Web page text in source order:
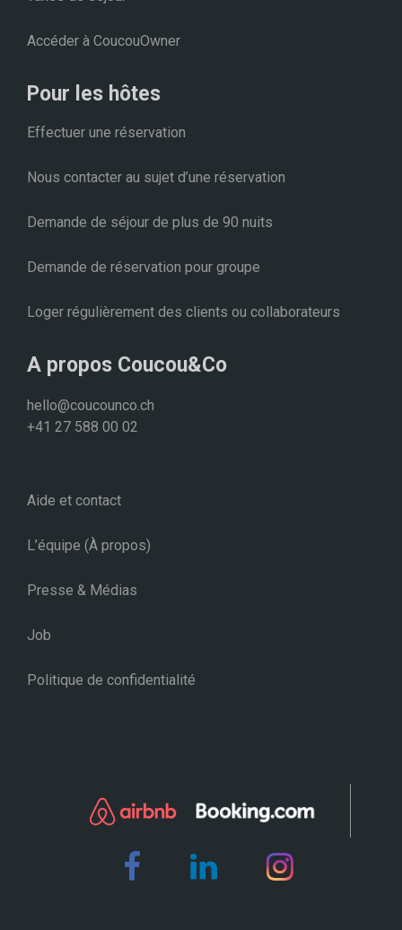
Accéder à CoucouOwner
Pour les hôtes
Effectuer une réservation
Nous contacter au sujet d’une réservation
Demande de séjour de plus de 90 nuits
Demande de réservation pour groupe
Loger régulièrement des clients ou collaborateurs
A propos Coucou&Co
hello@coucounco.ch
+41 27 588 00 02
Aide et contact
L’équipe (À propos)
Presse & Médias
Job
Politique de confidentialité